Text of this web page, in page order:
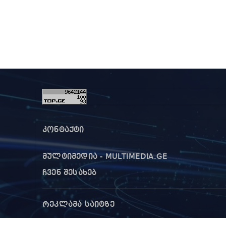
კონტაქტი
მულტიმედია - MULTIMEDIA.GE
ჩვენ შესახებ
რეკლამა საიტზე